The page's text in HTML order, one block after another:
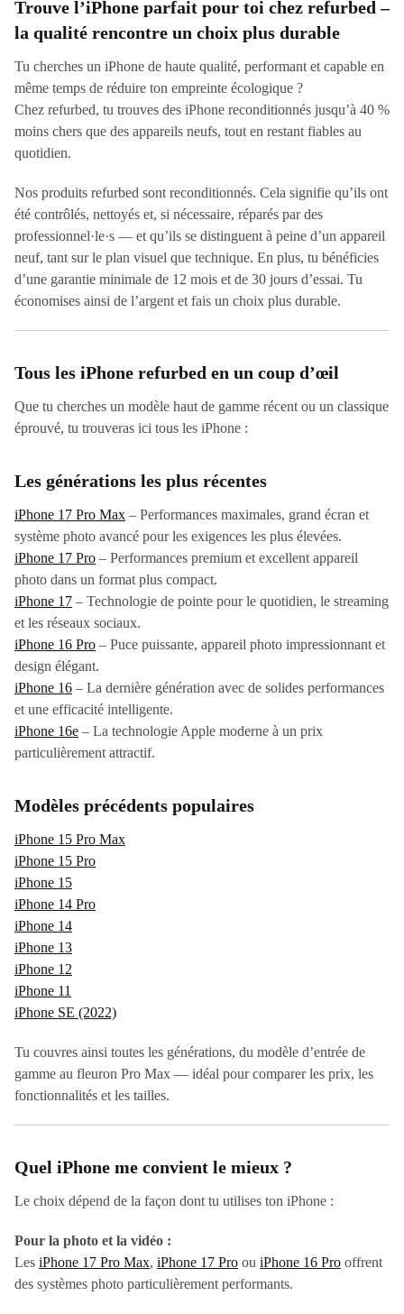
Trouve l’iPhone parfait pour toi chez refurbed –
la qualité rencontre un choix plus durable
Tu cherches un iPhone de haute qualité, performant et capable en
même temps de réduire ton empreinte écologique ?
Chez refurbed, tu trouves des iPhone reconditionnés jusqu’à 40 %
moins chers que des appareils neufs, tout en restant fiables au
quotidien.
Nos produits refurbed sont reconditionnés. Cela signifie qu’ils ont
été contrôlés, nettoyés et, si nécessaire, réparés par des
professionnel·le·s — et qu’ils se distinguent à peine d’un appareil
neuf, tant sur le plan visuel que technique. En plus, tu bénéficies
d’une garantie minimale de 12 mois et de 30 jours d’essai. Tu
économises ainsi de l’argent et fais un choix plus durable.
Tous les iPhone refurbed en un coup d’œil
Que tu cherches un modèle haut de gamme récent ou un classique
éprouvé, tu trouveras ici tous les iPhone :
Les générations les plus récentes
iPhone 17 Pro Max – Performances maximales, grand écran et
système photo avancé pour les exigences les plus élevées.
iPhone 17 Pro – Performances premium et excellent appareil
photo dans un format plus compact.
iPhone 17 – Technologie de pointe pour le quotidien, le streaming
et les réseaux sociaux.
iPhone 16 Pro – Puce puissante, appareil photo impressionnant et
design élégant.
iPhone 16 – La dernière génération avec de solides performances
et une efficacité intelligente.
iPhone 16e – La technologie Apple moderne à un prix
particulièrement attractif.
Modèles précédents populaires
iPhone 15 Pro Max
iPhone 15 Pro
iPhone 15
iPhone 14 Pro
iPhone 14
iPhone 13
iPhone 12
iPhone 11
iPhone SE (2022)
Tu couvres ainsi toutes les générations, du modèle d’entrée de
gamme au fleuron Pro Max — idéal pour comparer les prix, les
fonctionnalités et les tailles.
Quel iPhone me convient le mieux ?
Le choix dépend de la façon dont tu utilises ton iPhone :
Pour la photo et la vidéo :
Les iPhone 17 Pro Max, iPhone 17 Pro ou iPhone 16 Pro offrent
des systèmes photo particulièrement performants.